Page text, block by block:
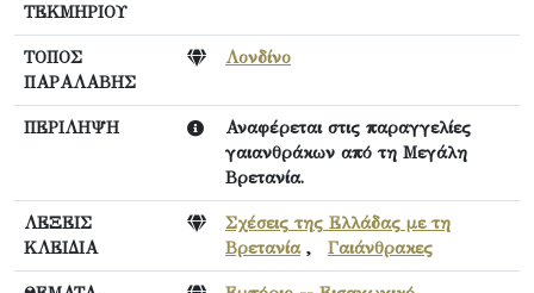
ΤΕΚΜΗΡΙΟΥ
ΤΟΠΟΣ
ΠΑΡΑΛΑΒΗΣ
Λονδίνο
ΠΕΡΙΛΗΨΗ
Αναφέρεται στις παραγγελίες
γαιανθράκων από τη Μεγάλη
Βρετανία.
ΛΕΞΕΙΣ
ΚΛΕΙΔΙΑ
Σχέσεις της Ελλάδας με τη
Βρετανία, Γαιάνθρακες